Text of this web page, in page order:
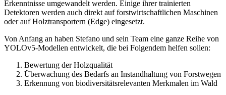
Erkenntnisse umgewandelt werden. Einige ihrer trainierten
Detektoren werden auch direkt auf forstwirtschaftlichen Maschinen
oder auf Holztransportern (Edge) eingesetzt.
Von Anfang an haben Stefano und sein Team eine ganze Reihe von
YOLOv5-Modellen entwickelt, die bei Folgendem helfen sollen:
Bewertung der Holzqualität
Überwachung des Bedarfs an Instandhaltung von Forstwegen
Erkennung von biodiversitätsrelevanten Merkmalen im Wald